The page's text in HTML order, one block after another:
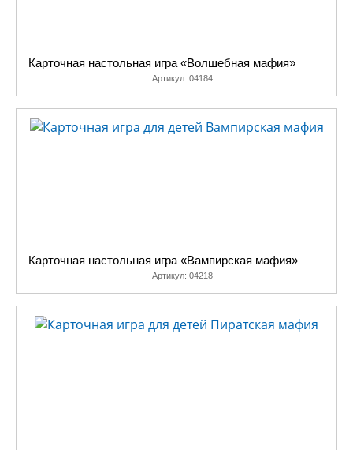
Карточная настольная игра «Волшебная мафия»
Артикул: 04184
Карточная настольная игра «Вампирская мафия»
Артикул: 04218